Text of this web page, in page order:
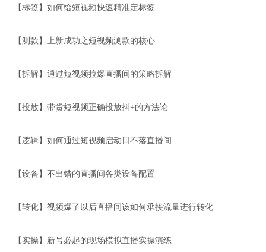
【标签】如何给短视频快速精准定标签
【测款】上新成功之短视频测款的核心
【拆解】通过短视频拉爆直播间的策略拆解
【投放】带货短视频正确投放抖+的方法论
【逻辑】如何通过短视频启动日不落直播间
【设备】不出错的直播间各类设备配置
【转化】视频爆了以后直播间该如何承接流量进行转化
【实操】新号必起的现场模拟直播实操演练